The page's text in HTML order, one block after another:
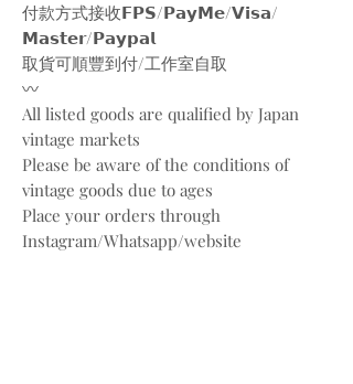
付款方式接收𝗙𝗣𝗦/𝗣𝗮𝘆𝗠𝗲/𝗩𝗶𝘀𝗮/
𝗠𝗮𝘀𝘁𝗲𝗿/𝗣𝗮𝘆𝗽𝗮𝗹
取貨可順豐到付/工作室自取
〰️
All listed goods are qualified by Japan
vintage markets
Please be aware of the conditions of
vintage goods due to ages
Place your orders through
Instagram/Whatsapp/website